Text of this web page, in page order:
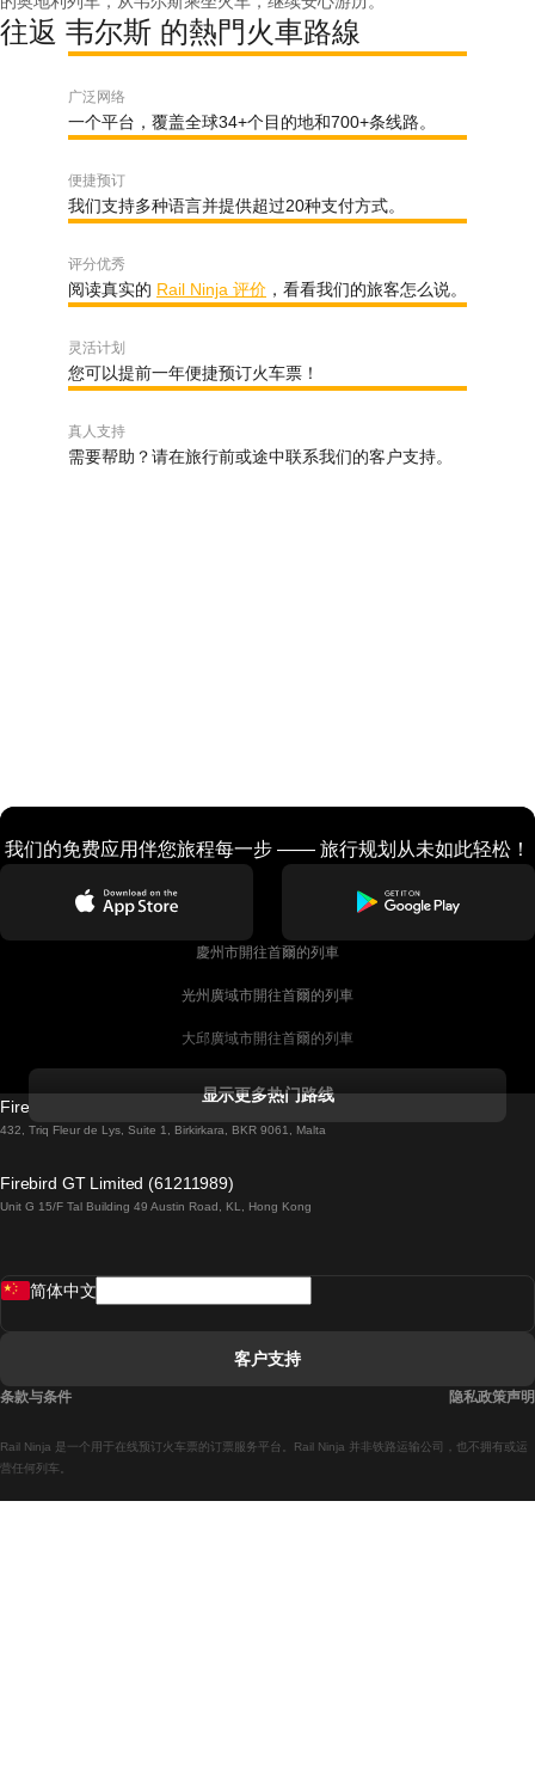
往返 韦尔斯 的熱門火車路線
广泛网络
一个平台，覆盖全球34+个目的地和700+条线路。
便捷预订
我们支持多种语言并提供超过20种支付方式。
评分优秀
阅读真实的 Rail Ninja 评价 ，看看我们的旅客怎么说。
灵活计划
您可以提前一年便捷预订火车票！
真人支持
需要帮助？请在旅行前或途中联系我们的客户支持。
我们的免费应用伴您旅程每一步 —— 旅行规划从未如此轻松！
慶州市開往首爾的列車
光州廣域市開往首爾的列車
大邱廣域市開往首爾的列車
都柏林開往戈尔韦的列車
羅馬開往拿坡里的列車
显示更多热门路线
Firebird GT Limited (OC 1451)
432, Triq Fleur de Lys, Suite 1, Birkirkara, BKR 9061, Malta
Firebird GT Limited (61211989)
Unit G 15/F Tal Building 49 Austin Road, KL, Hong Kong
Rail Ninja 是一个用于在线预订火车票的订票服务平台。Rail Ninja 并非铁路运输公司，也不拥有或运
营任何列车。
简体中文
客户支持
条款与条件 隐私政策声明